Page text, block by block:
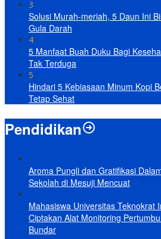
3
Solusi Murah-meriah, 5 Daun Ini
Gula Darah
4
5 Manfaat Buah Duku Bagi
Tak Terduga
5
Hindari 5 Kebiasaan Minum Kopi
Tetap Sehat
Pendidikan
Aroma Pungli dan Gratifikasi
Sekolah di Mesuji Mencuat
Mahasiswa Universitas Teknokrat
Ciptakan Alat Monitoring
Bundar